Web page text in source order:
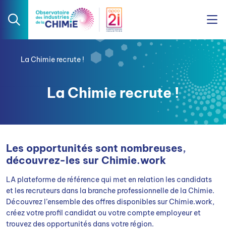
La Chimie recrute !
La Chimie recrute !
Les opportunités sont nombreuses,
découvrez-les sur Chimie.work
LA plateforme de référence qui met en relation les candidats
et les recruteurs dans la branche professionnelle de la Chimie.
Découvrez l’ensemble des offres disponibles sur Chimie.work,
créez votre profil candidat ou votre compte employeur et
trouvez des opportunités dans votre région.